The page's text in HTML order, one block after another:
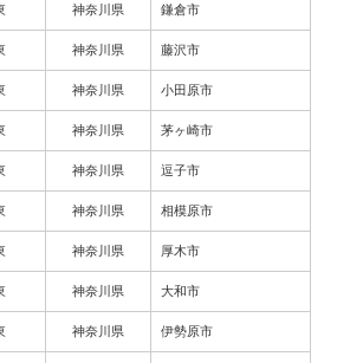
神奈川県 鎌倉市
神奈川県 藤沢市
神奈川県 小田原市
神奈川県 茅ヶ崎市
神奈川県 逗子市
神奈川県 相模原市
神奈川県 厚木市
神奈川県 大和市
神奈川県 伊勢原市